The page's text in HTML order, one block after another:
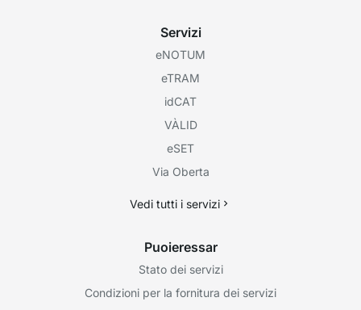
Servizi
eNOTUM
eTRAM
idCAT
VÀLID
eSET
Via Oberta
Vedi tutti i servizi
Puoieressar
Stato dei servizi
Condizioni per la fornitura dei servizi